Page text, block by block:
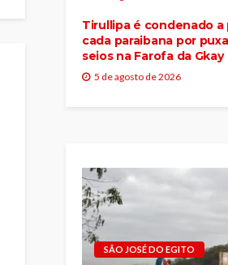
Tirullipa é condenado a
cada paraibana por
seios na Farofa da Gkay
5 de agosto de 2026
SÃO JOSÉ DO EGITO